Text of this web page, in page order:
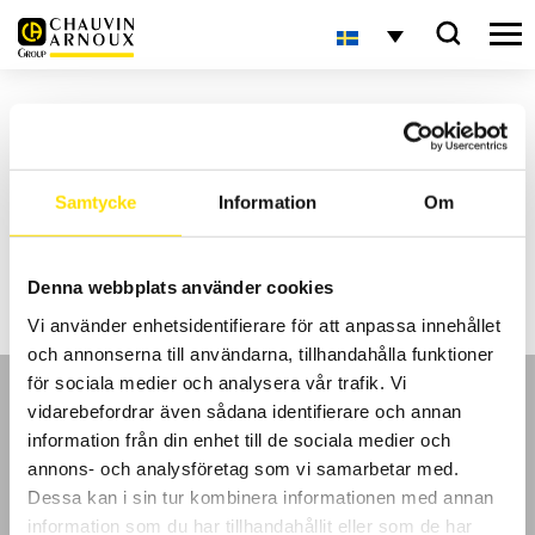
Samtycke Information Om
Denna webbplats använder cookies
Vi använder enhetsidentifierare för att anpassa innehållet
och annonserna till användarna, tillhandahålla funktioner
för sociala medier och analysera vår trafik. Vi
vidarebefordrar även sådana identifierare och annan
information från din enhet till de sociala medier och
annons- och analysföretag som vi samarbetar med.
Dessa kan i sin tur kombinera informationen med annan
information som du har tillhandahållit eller som de har
För spänningskontroll av andra spänningar än driftspänning enligt EN
Med auto-test funktion för kontroll av batteristatus innan du mäter på
Med låg ingångsimpedans för mätning upp till 1000 V AC / 1400 V DC.
LÄS MER OCH BESTÄLL HÄR
GDPR